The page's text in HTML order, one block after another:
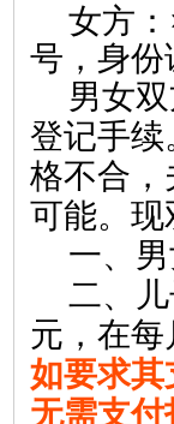
女方：
号， 身份
男女
登记手续
格不合，
可能。现
一、男
二、
元，在每
如要求其
无需支